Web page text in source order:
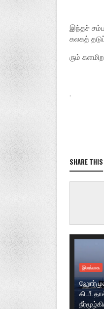
இந்தச்
கலகத்
ரும்
.
SHARE THIS
இலங்கை
கி.மீ.